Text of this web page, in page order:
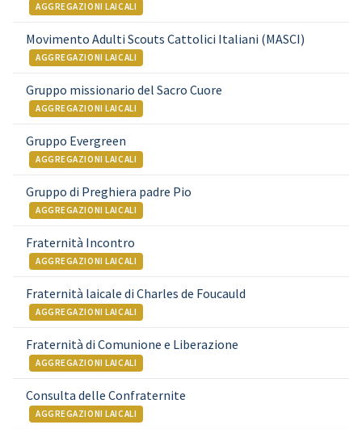
AGGREGAZIONI LAICALI
Movimento Adulti Scouts Cattolici Italiani (MASCI)
AGGREGAZIONI LAICALI
Gruppo missionario del Sacro Cuore
AGGREGAZIONI LAICALI
Gruppo Evergreen
AGGREGAZIONI LAICALI
Gruppo di Preghiera padre Pio
AGGREGAZIONI LAICALI
Fraternità Incontro
AGGREGAZIONI LAICALI
Fraternità laicale di Charles de Foucauld
AGGREGAZIONI LAICALI
Fraternità di Comunione e Liberazione
AGGREGAZIONI LAICALI
Consulta delle Confraternite
AGGREGAZIONI LAICALI